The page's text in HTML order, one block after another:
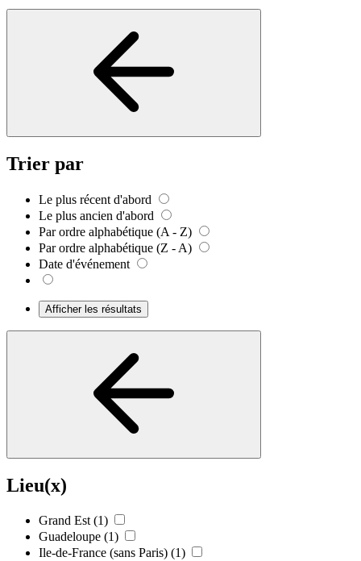
Trier par
Le plus récent d'abord
Le plus ancien d'abord
Par ordre alphabétique (A - Z)
Par ordre alphabétique (Z - A)
Date d'événement
Afficher les résultats
Lieu(x)
Grand Est (1)
Guadeloupe (1)
Ile-de-France (sans Paris) (1)